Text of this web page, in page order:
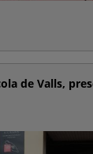
de Valls,